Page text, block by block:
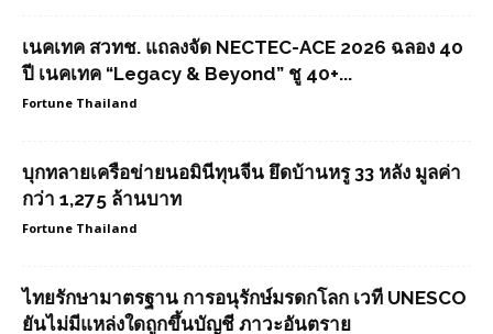
เนคเทค สวทช. แถลงจัด NECTEC-ACE 2026 ฉลอง 40
ปี เนคเทค “Legacy & Beyond” ชู 40+...
Fortune Thailand
บุกทลายเครือข่ายนอมินีทุนจีน ยึดบ้านหรู 33 หลัง มูลค่า
กว่า 1,275 ล้านบาท
Fortune Thailand
ไทยรักษามาตรฐาน การอนุรักษ์มรดกโลก เวที UNESCO
ยันไม่มีแหล่งใดถูกขึ้นบัญชี ภาวะอันตราย